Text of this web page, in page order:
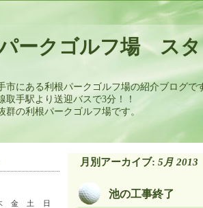
ークゴルフ場 ス
市にある利根パークゴルフ場の紹介ブログで
取手駅より送迎バスで3分！！
群の利根パークゴルフ場です。
月別アーカイブ: 5月 2013
池の工事終了
金 土 日